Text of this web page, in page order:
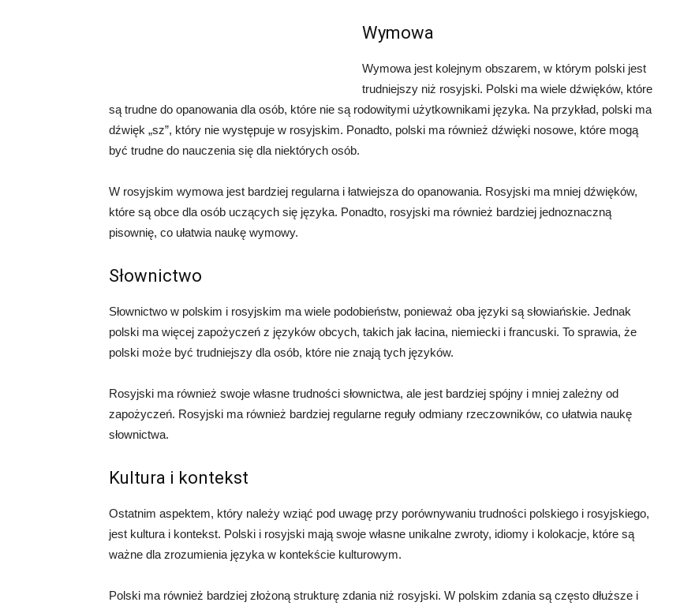
Wymowa
Wymowa jest kolejnym obszarem, w którym polski jest
trudniejszy niż rosyjski. Polski ma wiele dźwięków, które
są trudne do opanowania dla osób, które nie są rodowitymi użytkownikami języka. Na przykład, polski ma
dźwięk „sz”, który nie występuje w rosyjskim. Ponadto, polski ma również dźwięki nosowe, które mogą
być trudne do nauczenia się dla niektórych osób.
W rosyjskim wymowa jest bardziej regularna i łatwiejsza do opanowania. Rosyjski ma mniej dźwięków,
które są obce dla osób uczących się języka. Ponadto, rosyjski ma również bardziej jednoznaczną
pisownię, co ułatwia naukę wymowy.
Słownictwo
Słownictwo w polskim i rosyjskim ma wiele podobieństw, ponieważ oba języki są słowiańskie. Jednak
polski ma więcej zapożyczeń z języków obcych, takich jak łacina, niemiecki i francuski. To sprawia, że
polski może być trudniejszy dla osób, które nie znają tych języków.
Rosyjski ma również swoje własne trudności słownictwa, ale jest bardziej spójny i mniej zależny od
zapożyczeń. Rosyjski ma również bardziej regularne reguły odmiany rzeczowników, co ułatwia naukę
słownictwa.
Kultura i kontekst
Ostatnim aspektem, który należy wziąć pod uwagę przy porównywaniu trudności polskiego i rosyjskiego,
jest kultura i kontekst. Polski i rosyjski mają swoje własne unikalne zwroty, idiomy i kolokacje, które są
ważne dla zrozumienia języka w kontekście kulturowym.
Polski ma również bardziej złożoną strukturę zdania niż rosyjski. W polskim zdania są często dłuższe i